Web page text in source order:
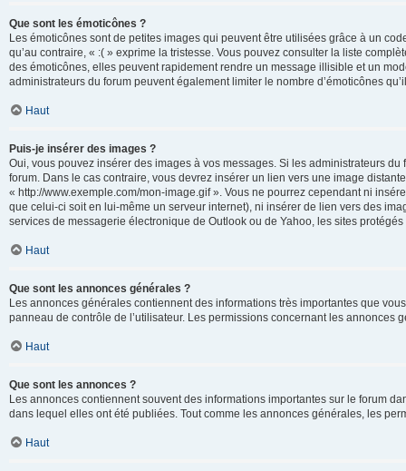
Que sont les émoticônes ?
Les émoticônes sont de petites images qui peuvent être utilisées grâce à un
qu’au contraire, « :( » exprime la tristesse. Vous pouvez consulter la liste
des émoticônes, elles peuvent rapidement rendre un message illisible et un
administrateurs du forum peuvent également limiter le nombre d’émoticônes
Haut
Puis-je insérer des images ?
Oui, vous pouvez insérer des images à vos messages. Si les administrateurs
forum. Dans le cas contraire, vous devrez insérer un lien vers une image
« http://www.exemple.com/mon-image.gif ». Vous ne pourrez cependant ni
que celui-ci soit en lui-même un serveur internet), ni insérer de lien vers des
services de messagerie électronique de Outlook ou de Yahoo, les sites
Haut
Que sont les annonces générales ?
Les annonces générales contiennent des informations très importantes que
panneau de contrôle de l’utilisateur. Les permissions concernant les annonces
Haut
Que sont les annonces ?
Les annonces contiennent souvent des informations importantes sur le forum
dans lequel elles ont été publiées. Tout comme les annonces générales, les
Haut